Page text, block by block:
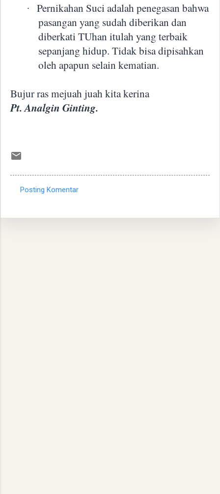
·
Pernikahan Suci adalah penegasan bahwa
pasangan yang sudah diberikan dan
diberkati TUhan itulah yang terbaik
sepanjang hidup. Tidak bisa dipisahkan
oleh apapun selain kematian.
Bujur ras mejuah juah kita kerina
Pt. Analgin Ginting.
Posting Komentar